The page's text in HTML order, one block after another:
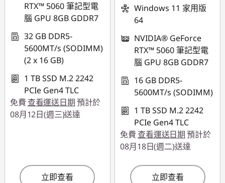
RTX™ 5060 筆記型電
腦 GPU 8GB GDDR7
32 GB DDR5-
5600MT/s (SODIMM)
(2 x 16 GB)
1 TB SSD M.2 2242
PCIe Gen4 TLC
免費 查看運送日期預計於
08月12日(週三)送達
立即查看
Windows 11 家用版
64
NVIDIA® GeForce
RTX™ 5060 筆記型電
腦 GPU 8GB GDDR7
16 GB DDR5-
5600MT/s (SODIMM)
1 TB SSD M.2 2242
PCIe Gen4 TLC
免費 查看運送日期預計於
08月18日(週二)送達
立即查看